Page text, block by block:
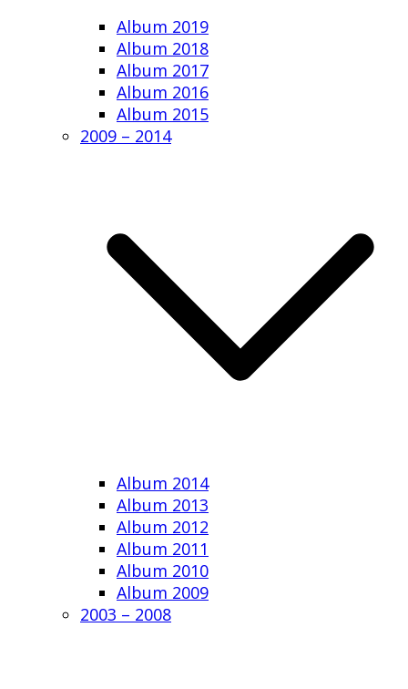
Album 2019
Album 2018
Album 2017
Album 2016
Album 2015
2009 – 2014
Album 2014
Album 2013
Album 2012
Album 2011
Album 2010
Album 2009
2003 – 2008